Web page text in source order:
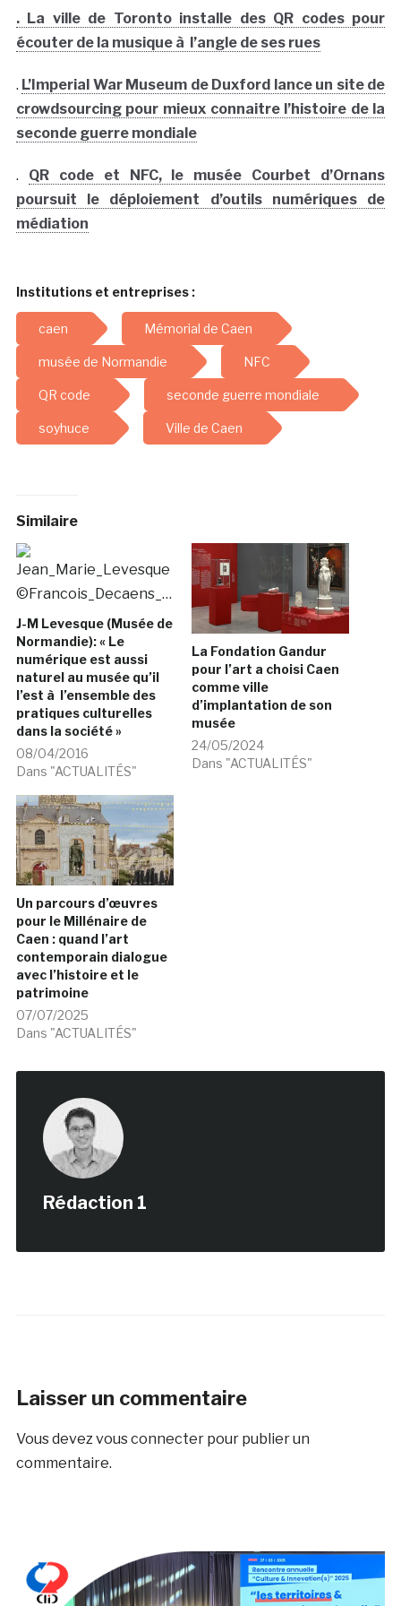
. La ville de Toronto installe des QR codes pour
écouter de la musique à l’angle de ses rues
. L’Imperial War Museum de Duxford lance un site de
crowdsourcing pour mieux connaitre l’histoire de la
seconde guerre mondiale
. QR code et NFC, le musée Courbet d’Ornans
poursuit le déploiement d’outils numériques de
médiation
Institutions et entreprises :
caen Mémorial de Caen
musée de Normandie NFC
QR code seconde guerre mondiale
soyhuce Ville de Caen
Similaire
J-M Levesque (Musée de
Normandie): « Le
numérique est aussi
naturel au musée qu’il
l’est à l’ensemble des
pratiques culturelles
dans la société »
08/04/2016
Dans "ACTUALITÉS"
La Fondation Gandur
pour l’art a choisi Caen
comme ville
d’implantation de son
musée
24/05/2024
Dans "ACTUALITÉS"
Un parcours d’œuvres
pour le Millénaire de
Caen : quand l’art
contemporain dialogue
avec l’histoire et le
patrimoine
07/07/2025
Dans "ACTUALITÉS"
Rédaction 1
Laisser un commentaire
Vous devezvous connecterpour publier un
commentaire.